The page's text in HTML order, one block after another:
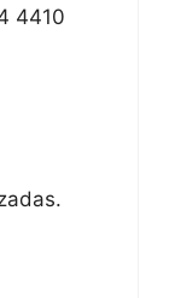
4410